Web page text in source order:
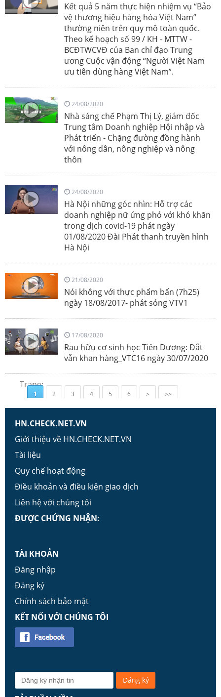
Kết quả 5 năm thực hiện nhiệm vụ “Bảo
vệ thương hiệu hàng hóa Việt Nam”
thường niên trên quy mô toàn quốc.
Theo kế hoạch số 99 / KH - MTTW -
BCĐTWCVĐ của Ban chỉ đạo Trung
ương Cuộc vận động “Người Việt Nam
ưu tiên dùng hàng Việt Nam”.
24/08/2020
Nhà sáng chế Phạm Thị Lý, giám đốc
Trung tâm Doanh nghiệp Hội nhập và
Phát triển - Chặng đường đồng hành
với nông dân, nông nghiệp và nông
thôn
24/08/2020
Hà Nội những góc nhìn: Hỗ trợ các
doanh nghiệp nữ ứng phó với khó khăn
trong dịch covid-19 phát ngày
01/08/2020 Đài Phát thanh truyền hình
Hà Nội
21/08/2020
Nói không với thực phẩm bẩn (7h25)
ngày 18/08/2017- phát sóng VTV1
17/08/2020
Rau hữu cơ sinh học Tiên Dương: Đắt
vẫn khan hàng_VTC16 ngày 30/07/2020
Trang:
1 2 3 4 5 6 > >>
HN.CHECK.NET.VN
Giới thiệu về HN.CHECK.NET.VN
Tài liệu
Quy chế hoạt động
Điều khoản và điều kiện giao dịch
Liên hệ với chúng tôi
ĐƯỢC CHỨNG NHẬN:
TÀI KHOẢN
Đăng nhập
Đăng ký
Chính sách bảo mật
KẾT NỐI VỚI CHÚNG TÔI